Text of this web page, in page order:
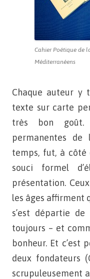
Cahier Poétique de
Méditerranéens
Chaque auteur y
texte sur carte
très
bon goût.
permanentes de
temps, fut, à côté
souci formel
présentation.
les âges affirment
s’est départie
toujours – et
bonheur. Et c’est
deux fondateurs
scrupuleusement